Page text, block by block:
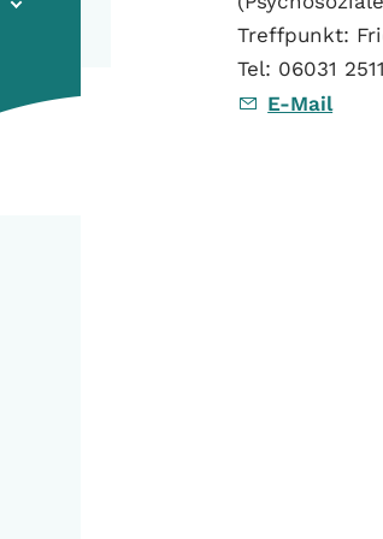
Treffpunkt:
Tel: 06031 2511
E-Mail